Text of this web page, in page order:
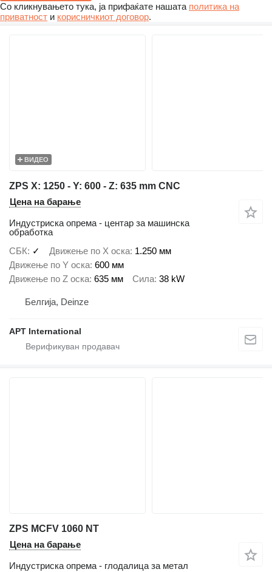
Со кликнувањето тука, ја прифаќате нашата политика на
приватност и корисничкиот договор.
ВИДЕО
ZPS X: 1250 - Y: 600 - Z: 635 mm CNC
Цена на барање
Индустриска опрема - центар за машинска
обработка
СБК
✓ Движење по Х оска 1.250 мм
Движење по Y оска 600 мм
Движење по Z оска 635 мм Сила 38 kW
Белгија, Deinze
APT International
ZPS MCFV 1060 NT
Цена на барање
Индустриска опрема - глодалица за метал